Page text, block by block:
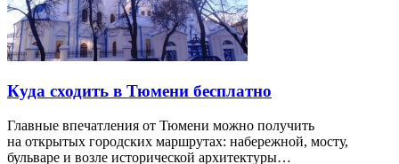
Куда сходить в Тюмени бесплатно
Главные впечатления от Тюмени можно получить
на открытых городских маршрутах: набережной, мосту,
бульваре и возле исторической архитектуры…